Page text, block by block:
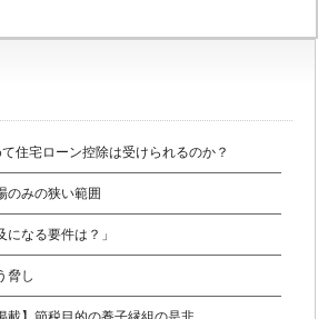
住宅ローン控除は受けられるのか？
のみの狭い範囲
になる要件は？」
脅し